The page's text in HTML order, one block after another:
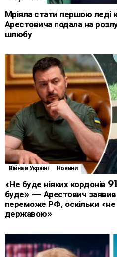
Мріяла стати першою леді
Арестовича подала на
шлюбу
Війна в Україні Новини
«Не буде ніяких кордонів
буде» — Арестович
переможе РФ, оскільки
державою»